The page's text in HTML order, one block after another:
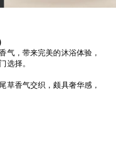
气，带来完美的沐浴体验，
选择。
草香气交织，颇具奢华感，